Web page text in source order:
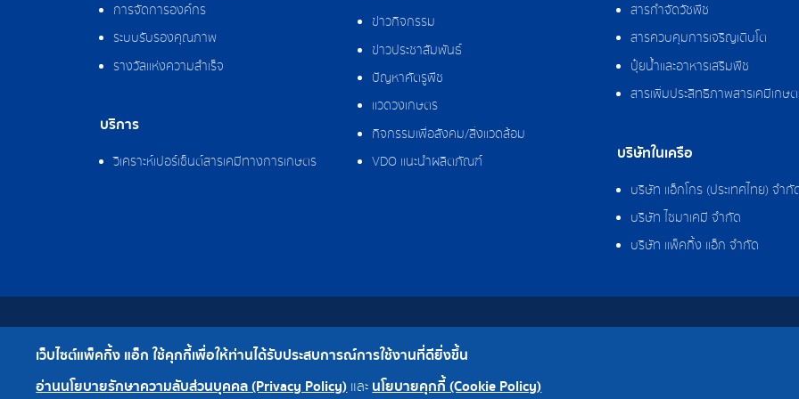
การจัดการองค์กร
ระบบรับรองคุณภาพ
รางวัลแห่งความสำเร็จ
บริการ
วิเคราะห์เปอร์เซ็นต์สารเคมีทางการเกษตร
ข่าวกิจกรรม
ข่าวประชาสัมพันธ์
ปัญหาศัตรูพืช
แวดวงเกษตร
กิจกรรมเพื่อสังคม/สิ่งแวดล้อม
VDO แนะนำผลิตภัณฑ์
สารกำจัดวัชพืช
สารควบคุมการเจริญเติบโต
ปุ๋ยน้ำและอาหารเสริมพืช
สารเพิ่มประสิทธิภาพสารเคมีเกษ
บริษัทในเครือ
บริษัท แอ็กโกร (ประเทศไทย) จำกั
บริษัท ไซมาเคมี จำกัด
บริษัท แพ็คกิ้ง แอ็ก จำกัด
สงวนลิขสิทธิ์ © 2562 บริษัท แพ็คกิ้ง แอ็ก จำกัด
เว็บไซต์แพ็คกิ้ง แอ็ก ใช้คุกกี้เพื่อให้ท่านได้รับประสบการณ์การใช้งานที่ดียิ่งขึ้น
อ่านนโยบายรักษาความลับส่วนบุคคล (Privacy Policy) และนโยบายคุกกี้ (Cookie Policy)